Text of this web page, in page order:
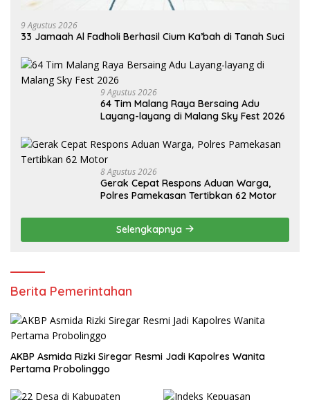
9 Agustus 2026
33 Jamaah Al Fadholi Berhasil Cium Ka’bah di Tanah Suci
9 Agustus 2026
64 Tim Malang Raya Bersaing Adu
Layang-layang di Malang Sky Fest 2026
8 Agustus 2026
Gerak Cepat Respons Aduan Warga,
Polres Pamekasan Tertibkan 62 Motor
Selengkapnya
Berita Pemerintahan
AKBP Asmida Rizki Siregar Resmi Jadi Kapolres Wanita
Pertama Probolinggo